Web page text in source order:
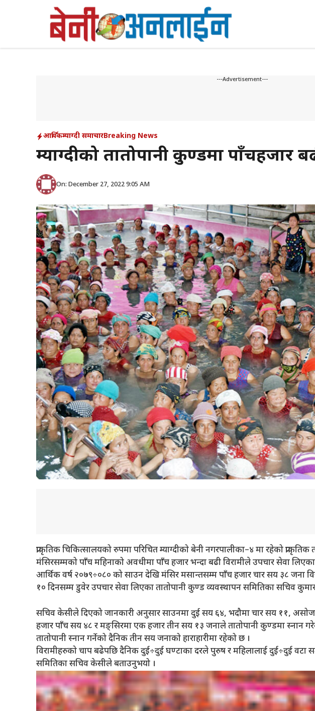
---Advertisement---
आर्थिकम्याग्दी समाचारBreaking News
म्याग्दीको तातोपानी कुण्डमा पाँचहजार
On: December 27, 2022 9:05 AM
प्राकृतिक चिकित्सालयको रुपमा परिचित म्याग्दीको बेनी नगरपालीका–४ मा रहेको
मंसिरसम्मको पाँच महिनाको अवधीमा पाँच हजार भन्दा बढी विरामीले उपचार सेवा
आर्थिक वर्ष २०७९÷०८० को साउन देखि मंसिर मसान्तसम्म पाँच हजार चार सय ३८ जना
१० दिनसम्म डुवेर उपचार सेवा लिएका तातोपानी कुण्ड व्यवस्थापन समितिका सचिव
सचिव केसीले दिएको जानकारी अनुसार साउनमा दुई सय ६४, भदौमा चार सय ११,
हजार पाँच सय ४८ र मङ्सिरमा एक हजार तीन सय १३ जनाले तातोपानी कुण्डमा स्नान
तातोपानी स्नान गर्नेको दैनिक तीन सय जनाको हाराहारीमा रहेको छ ।
विरामीहरुको चाप बढेपछि दैनिक दुई÷दुई घण्टाका दरले पुरुष र महिलालाई दुई÷दुई वटा
समितिका सचिव केसीले बताउनुभयो ।